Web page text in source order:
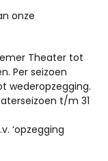
onze
Theater tot
Per seizoen
wederopzegging.
t/m 31
‘opzegging